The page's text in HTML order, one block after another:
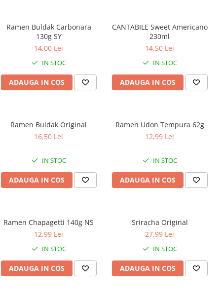
Ramen Buldak Carbonara
130g SY
14,00 Lei
IN STOC
ADAUGA IN COS
CANTABILE Sweet Americano
230ml
14,50 Lei
IN STOC
ADAUGA IN COS
Ramen Buldak Original
16,50 Lei
IN STOC
ADAUGA IN COS
Ramen Udon Tempura 62g
12,99 Lei
IN STOC
ADAUGA IN COS
Ramen Chapagetti 140g NS
12,99 Lei
IN STOC
ADAUGA IN COS
Sriracha Original
27,99 Lei
IN STOC
ADAUGA IN COS